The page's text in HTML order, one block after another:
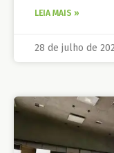
LEIA MAIS »
28 de julho de